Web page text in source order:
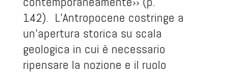
142). L’Antropocene costringe a
un’apertura storica su scala
geologica in cui è necessario
ripensare la nozione e il ruolo